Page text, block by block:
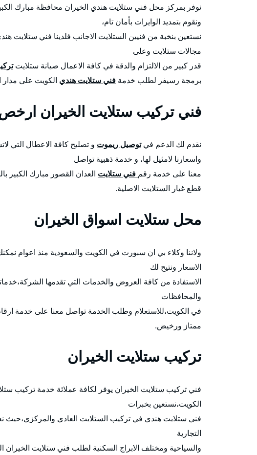
نوفر بمركز محل فني ستلايت هندي الخيران محافظة مبارك
ونقوم بتمديد الوايرات بأمان تام،
نستعين بنخبة من فنيين الستلايت الاجانب فلدينا فني
مجالات ستلايت وعلى
قدر كبير من الالتزام والدقة في كافة الاعمال صيانة ستلايت
برمجة رسيفر لطلب خدمة فني ستلايت هندي الكويت على مدار
فني تركيب ستلايت الخيران ارخص
نقدم لك الدعم فيتوصيل ريموت و تصليح كافة الاعطال التي
واسعارنا لامثيل لها، و خدمة ذهبية تواصل
معنا على خدمة رقم فني ستلايت العدان القصور مبارك الكبير
قطع غيار الستلايت الاصلية.
محل ستلايت اسواق الخيران
ولاننا وكلاء بي ان سبورت في الكويت والسعودية منذ اعوام
الاسعار ونتيح لك
والمحافظات
في الكويت،للاستعلام وطلب الخدمة تواصل معنا على خدمة
ممتاز ورخيض.
تركيب ستلايت الخيران
الكويت،نستعين بخبرات
فني ستلايت هندي في تركيب الستلايت العادي والمركزي،حيث
التجارية
والسياحية ومختلف الابراج السكنية لطلب فني ستلايت الخيران